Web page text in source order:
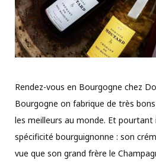
Rendez-vous en Bourgogne chez
Bourgogne on fabrique de très
les meilleurs au monde. Et pourtant
spécificité bourguignonne : son
vue que son grand frère le